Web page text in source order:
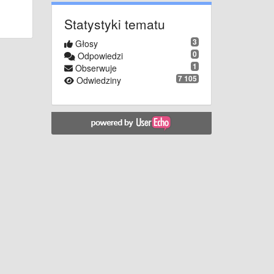
Statystyki tematu
3
Głosy
0
Odpowiedzi
1
Obserwuje
7 105
Odwiedziny